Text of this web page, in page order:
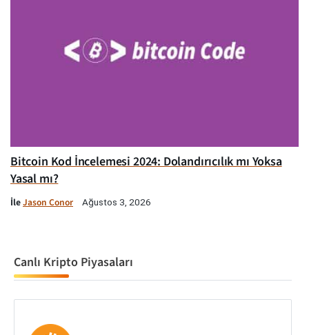
Bitcoin Kod İncelemesi 2024: Dolandırıcılık mı Yoksa
Yasal mı?
İleJason Conor Ağustos 3, 2026
Canlı Kripto Piyasaları